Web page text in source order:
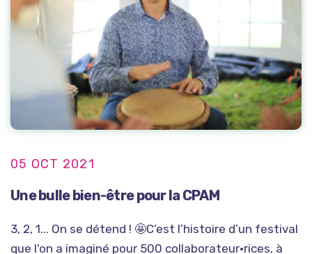
05 OCT 2021
Une bulle bien-être pour la CPAM
3, 2, 1... On se détend ! 🤩C’est l’histoire d’un festival
que l'on a imaginé pour 500 collaborateur·rices, à